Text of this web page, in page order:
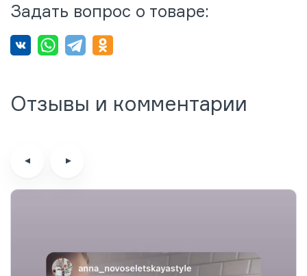
Задать вопрос о товаре:
Отзывы и комментарии